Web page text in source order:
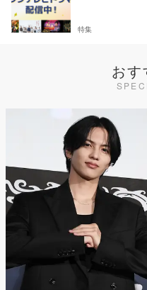
特集
おす